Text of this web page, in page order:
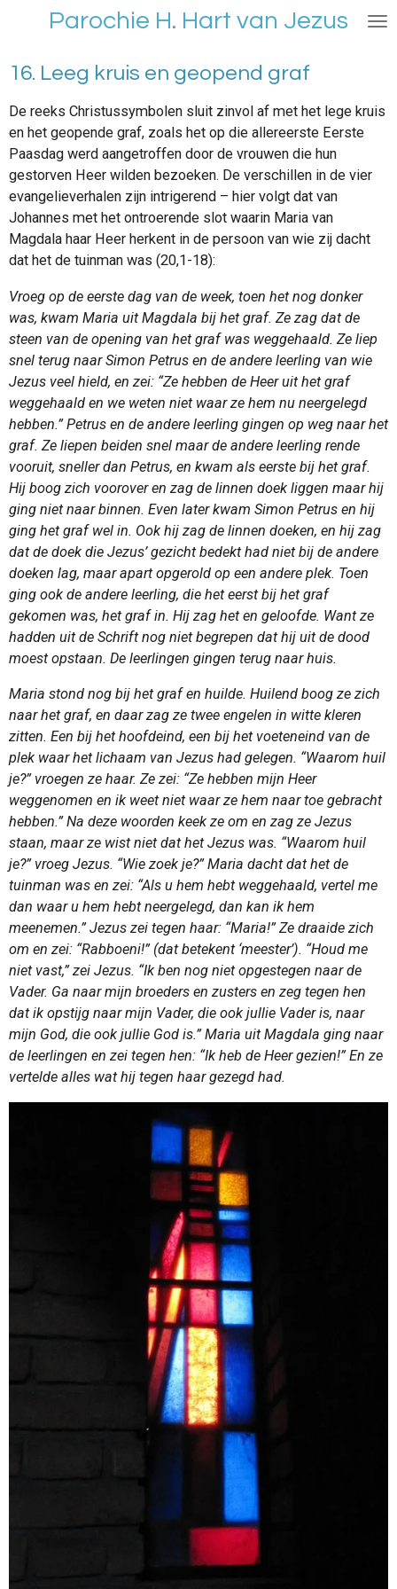
de
hoofdinhoud
Parochie H. Hart van Jezus
16. Leeg kruis en geopend graf
De reeks Christussymbolen sluit zinvol af met het lege kruis
en het geopende graf, zoals het op die allereerste Eerste
Paasdag werd aangetroffen door de vrouwen die hun
gestorven Heer wilden bezoeken. De verschillen in de vier
evangelieverhalen zijn intrigerend – hier volgt dat van
Johannes met het ontroerende slot waarin Maria van
Magdala haar Heer herkent in de persoon van wie zij dacht
dat het de tuinman was (20,1-18):
Vroeg op de eerste dag van de week, toen het nog donker
was, kwam Maria uit Magdala bij het graf. Ze zag dat de
steen van de opening van het graf was weggehaald. Ze liep
snel terug naar Simon Petrus en de andere leerling van wie
Jezus veel hield, en zei: “Ze hebben de Heer uit het graf
weggehaald en we weten niet waar ze hem nu neergelegd
hebben.” Petrus en de andere leerling gingen op weg naar het
graf. Ze liepen beiden snel maar de andere leerling rende
vooruit, sneller dan Petrus, en kwam als eerste bij het graf.
Hij boog zich voorover en zag de linnen doek liggen maar hij
ging niet naar binnen. Even later kwam Simon Petrus en hij
ging het graf wel in. Ook hij zag de linnen doeken, en hij zag
dat de doek die Jezus’ gezicht bedekt had niet bij de andere
doeken lag, maar apart opgerold op een andere plek. Toen
ging ook de andere leerling, die het eerst bij het graf
gekomen was, het graf in. Hij zag het en geloofde. Want ze
hadden uit de Schrift nog niet begrepen dat hij uit de dood
moest opstaan. De leerlingen gingen terug naar huis.
Maria stond nog bij het graf en huilde. Huilend boog ze zich
naar het graf, en daar zag ze twee engelen in witte kleren
zitten. Een bij het hoofdeind, een bij het voeteneind van de
plek waar het lichaam van Jezus had gelegen. “Waarom huil
je?” vroegen ze haar. Ze zei: “Ze hebben mijn Heer
weggenomen en ik weet niet waar ze hem naar toe gebracht
hebben.” Na deze woorden keek ze om en zag ze Jezus
staan, maar ze wist niet dat het Jezus was. “Waarom huil
je?” vroeg Jezus. “Wie zoek je?” Maria dacht dat het de
tuinman was en zei: “Als u hem hebt weggehaald, vertel me
dan waar u hem hebt neergelegd, dan kan ik hem
meenemen.” Jezus zei tegen haar: “Maria!” Ze draaide zich
om en zei: “Rabboeni!” (dat betekent ‘meester’). “Houd me
niet vast,” zei Jezus. “Ik ben nog niet opgestegen naar de
Vader. Ga naar mijn broeders en zusters en zeg tegen hen
dat ik opstijg naar mijn Vader, die ook jullie Vader is, naar
mijn God, die ook jullie God is.” Maria uit Magdala ging naar
de leerlingen en zei tegen hen: “Ik heb de Heer gezien!” En ze
vertelde alles wat hij tegen haar gezegd had.